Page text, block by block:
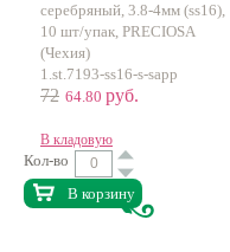
серебряный, 3.8-4мм (ss16),
10 шт/упак, PRECIOSA
(Чехия)
1.st.7193-ss16-s-sapp
72 64.80 руб.
В кладовую
Кол-во
В корзину